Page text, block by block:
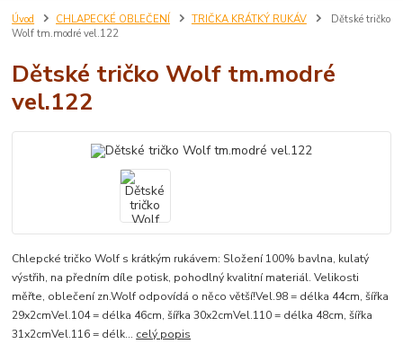
Úvod CHLAPECKÉ OBLEČENÍ TRIČKA KRÁTKÝ RUKÁV
Dětské tričko
Wolf tm.modré vel.122
Dětské tričko Wolf tm.modré
vel.122
Chlepcké tričko Wolf s krátkým rukávem: Složení 100% bavlna, kulatý
výstřih, na předním díle potisk, pohodlný kvalitní materiál. Velikosti
měřte, oblečení zn.Wolf odpovídá o něco větší!Vel.98 = délka 44cm, šířka
29x2cmVel.104 = délka 46cm, šířka 30x2cmVel.110 = délka 48cm, šířka
31x2cmVel.116 = délk... celý popis